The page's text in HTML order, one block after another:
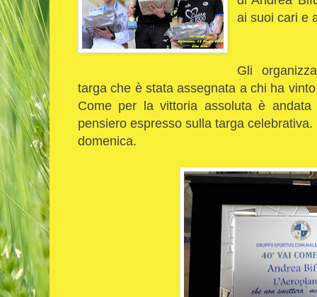
ai suoi cari e
Gli
targa che è stata assegnata a chi ha
Come per la vittoria assoluta è
pensiero espresso sulla targa celebrativa.
domenica.